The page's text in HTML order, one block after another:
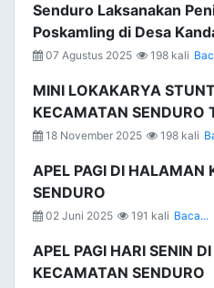
Senduro Laksanakan
Poskamling di Desa
07 Agustus 2025 198 kali
MINI LOKAKARYA
KECAMATAN SENDURO
18 November 2025 198 kali
APEL PAGI DI HALAMAN
SENDURO
02 Juni 2025 191 kali Baca...
APEL PAGI HARI SENIN
KECAMATAN SENDURO